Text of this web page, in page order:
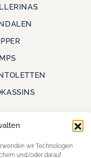
wir Technologien
und/oder darauf
HÄNDLER
HÄNDLER